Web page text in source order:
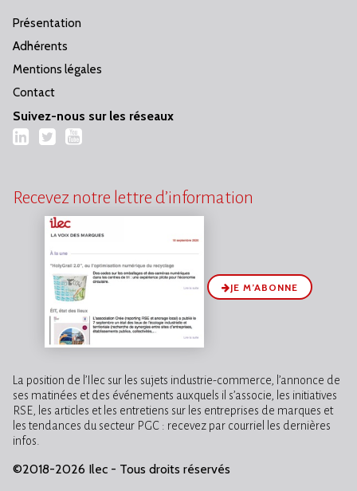
Présentation
Adhérents
Mentions légales
Contact
Suivez-nous sur les réseaux
LinkedIn
TwitterYouTube
Recevez notre lettre d’information
JE M’ABONNE
La position de l’Ilec sur les sujets industrie-commerce, l’annonce de
ses matinées et des événements auxquels il s’associe, les initiatives
RSE, les articles et les entretiens sur les entreprises de marques et
les tendances du secteur PGC : recevez par courriel les dernières
infos.
©2018-2026 Ilec - Tous droits réservés